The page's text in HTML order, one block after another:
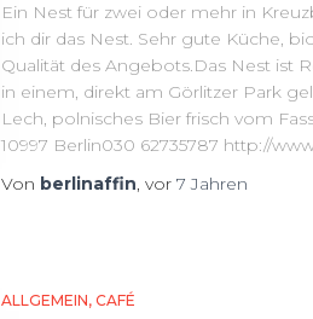
Ein Nest für zwei oder mehr in
ich dir das Nest. Sehr gute Küche,
Qualität des Angebots.Das Nest ist
in einem, direkt am Görlitzer Park
Lech, polnisches Bier frisch vom
10997 Berlin030 62735787 http://
Von berlinaffin, vor 7 Jahren
ALLGEMEIN CAFÉ